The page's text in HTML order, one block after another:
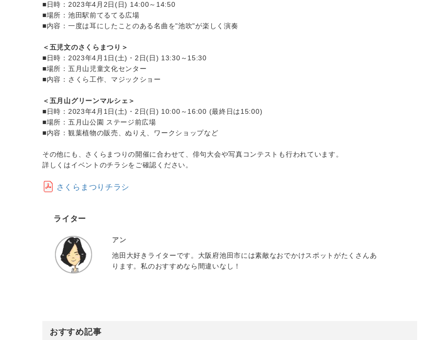
■日時：2023年4月2日(日) 14:00～14:50
■場所：池田駅前てるてる広場
■内容：一度は耳にしたことのある名曲を"池吹"が楽しく演奏
＜五児文のさくらまつり＞
■日時：2023年4月1日(土)・2日(日) 13:30～15:30
■場所：五月山児童文化センター
■内容：さくら工作、マジックショー
＜五月山グリーンマルシェ＞
■日時：2023年4月1日(土)・2日(日) 10:00～16:00 (最終日は15:00)
■場所：五月山公園 ステージ前広場
■内容：観葉植物の販売、ぬりえ、ワークショップなど
その他にも、さくらまつりの開催に合わせて、俳句大会や写真コンテストも行われています。
詳しくはイベントのチラシをご確認ください。
さくらまつりチラシ
ライター
アン
池田大好きライターです。大阪府池田市には素敵なおでかけスポットがたくさんあ
ります。私のおすすめなら間違いなし！
おすすめ記事